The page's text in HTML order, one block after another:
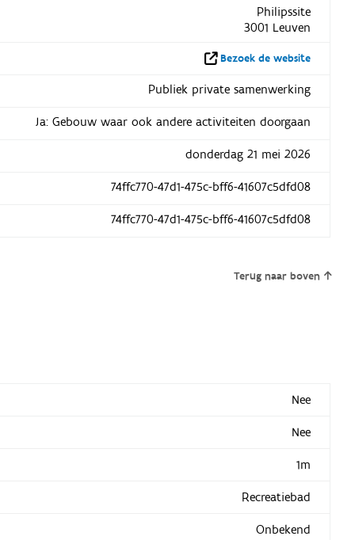
Philipssite
3001 Leuven
Bezoek de website
Publiek private samenwerking
Ja: Gebouw waar ook andere activiteiten doorgaan
donderdag 21 mei 2026
74ffc770-47d1-475c-bff6-41607c5dfd08
74ffc770-47d1-475c-bff6-41607c5dfd08
Terug naar boven
Nee
Nee
1m
Recreatiebad
Onbekend